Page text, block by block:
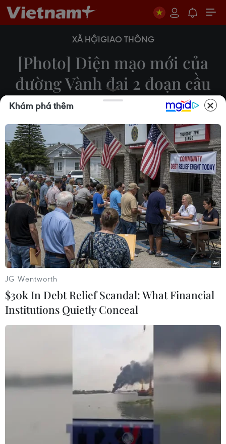
XÃ HỘIGIAO THÔNG
[Photo] Diện mạo mới của
đường Vành đai 2 đoạn cầu
Vĩnh Tuy-Ngã Tư Sở
29/07/2022 07:57
Dự án đường Vành đai 2, đoạn cầu Vĩnh Tuy-Ngã
Tư Sở được thành phố Hà Nội phê duyệt số vốn
khoảng 9.400 tỷ đồng, trong đó chi phí giải phóng
mặt bằng là gần 4.200 tỷ đồng.
Tuyến đường bộ trên cao dọc đường Vành đai 2, đoạn từ cầu
Vĩnh Tuy đến Ngã Tư Sở gồm cầu chính và cầu dẫn kết nối với
các tuyến đường bên dưới. (Ảnh: Tuấn Anh/TTXVN)
Khám phá thêm
JG Wentworth
$30k In Debt Relief Scandal: What Financial
Institutions Quietly Conceal